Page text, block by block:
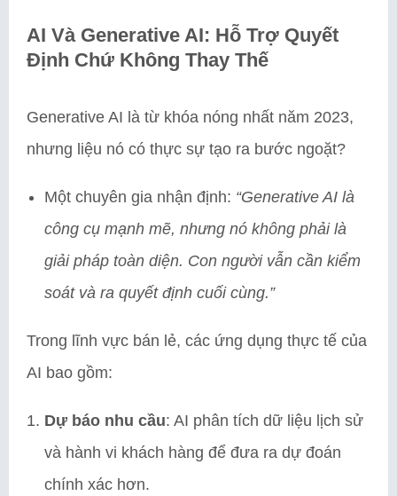
AI Và Generative AI: Hỗ Trợ Quyết
Định Chứ Không Thay Thế
Generative AI là từ khóa nóng nhất năm 2023,
nhưng liệu nó có thực sự tạo ra bước ngoặt?
Một chuyên gia nhận định: “Generative AI là
công cụ mạnh mẽ, nhưng nó không phải là
giải pháp toàn diện. Con người vẫn cần kiểm
soát và ra quyết định cuối cùng.”
Trong lĩnh vực bán lẻ, các ứng dụng thực tế của
AI bao gồm:
Dự báo nhu cầu: AI phân tích dữ liệu lịch sử
và hành vi khách hàng để đưa ra dự đoán
chính xác hơn.